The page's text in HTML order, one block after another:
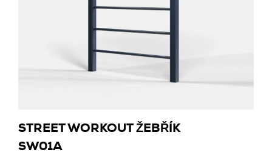
STREET WORKOUT ŽEBŘÍK
SW01A